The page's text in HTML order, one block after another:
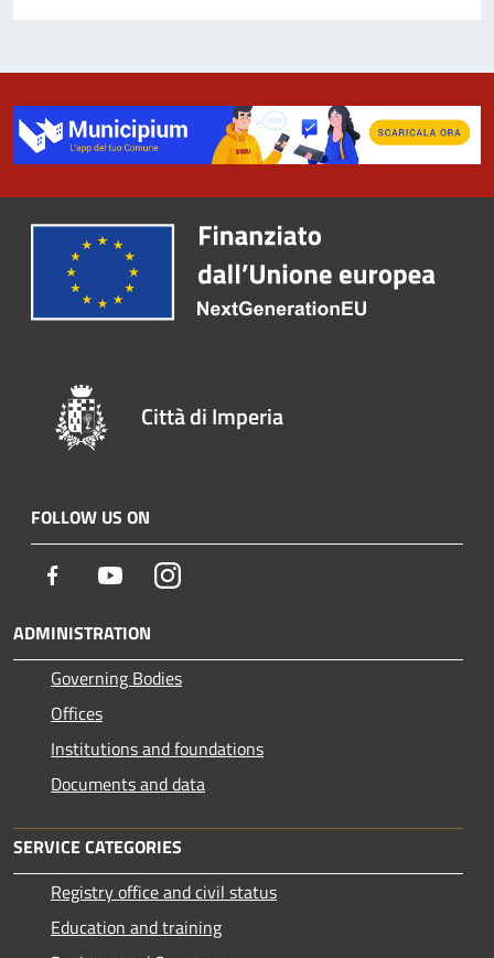
Città di Imperia
FOLLOW US ON
Facebook YoutubeInstagram
ADMINISTRATION
Governing Bodies
Offices
Institutions and foundations
Documents and data
SERVICE CATEGORIES
Registry office and civil status
Education and training